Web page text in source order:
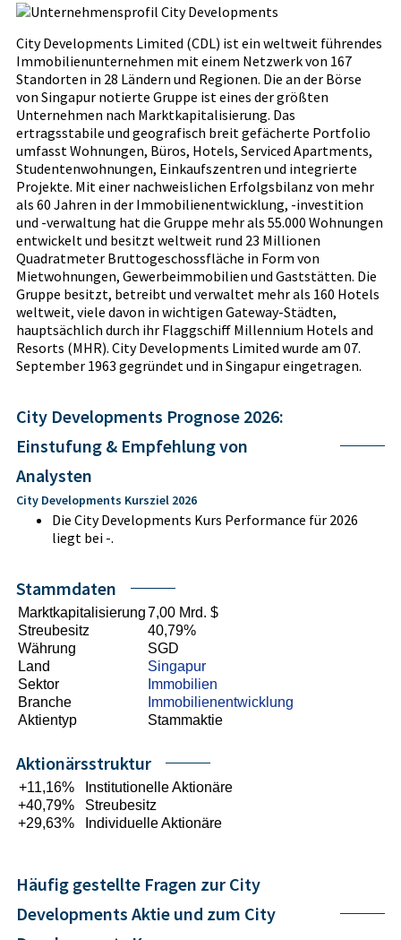
City Developments Limited (CDL) ist ein weltweit führendes
Immobilienunternehmen mit einem Netzwerk von 167
Standorten in 28 Ländern und Regionen. Die an der Börse
von Singapur notierte Gruppe ist eines der größten
Unternehmen nach Marktkapitalisierung. Das
ertragsstabile und geografisch breit gefächerte Portfolio
umfasst Wohnungen, Büros, Hotels, Serviced Apartments,
Studentenwohnungen, Einkaufszentren und integrierte
Projekte. Mit einer nachweislichen Erfolgsbilanz von mehr
als 60 Jahren in der Immobilienentwicklung, -investition
und -verwaltung hat die Gruppe mehr als 55.000 Wohnungen
entwickelt und besitzt weltweit rund 23 Millionen
Quadratmeter Bruttogeschossfläche in Form von
Mietwohnungen, Gewerbeimmobilien und Gaststätten. Die
Gruppe besitzt, betreibt und verwaltet mehr als 160 Hotels
weltweit, viele davon in wichtigen Gateway-Städten,
hauptsächlich durch ihr Flaggschiff Millennium Hotels and
Resorts (MHR). City Developments Limited wurde am 07.
September 1963 gegründet und in Singapur eingetragen.
City Developments Prognose 2026:
Einstufung & Empfehlung von
Analysten
City Developments Kursziel 2026
Die City Developments Kurs Performance für 2026
liegt bei -.
Stammdaten
Marktkapitalisierung7,00 Mrd. $
Streubesitz
40,79%
Währung
SGD
Land
Singapur
Sektor
Immobilien
Branche
Immobilienentwicklung
Aktientyp
Stammaktie
Aktionärsstruktur
+11,16%
Institutionelle Aktionäre
+40,79%
Streubesitz
+29,63%
Individuelle Aktionäre
Häufig gestellte Fragen zur City
Developments Aktie und zum City